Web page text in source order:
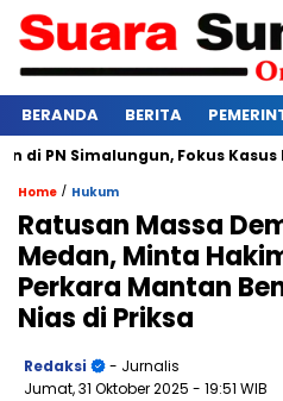
BERANDA BERITA
Simalungun, Fokus Kasus
Home / Hukum
Ratusan Massa
Medan, Minta
Perkara Mantan
Nias di Priksa
Redaksi
- Jurnalis
Jumat, 31 Oktober 2025 - 19:51 WIB